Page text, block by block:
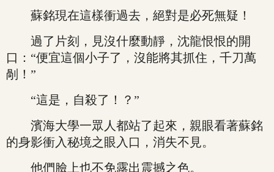
蘇銘現在這樣衝過去，絕對是必死無疑！
過了片刻，見沒什麼動靜，沈龍恨恨的開
口：“便宜這個小子了，沒能將其抓住，千刀萬
剮！”
“這是，自殺了！？”
濱海大學一眾人都站了起來，親眼看著蘇銘
的身影衝入秘境之眼入口，消失不見。
他們臉上也不免露出震撼之色。